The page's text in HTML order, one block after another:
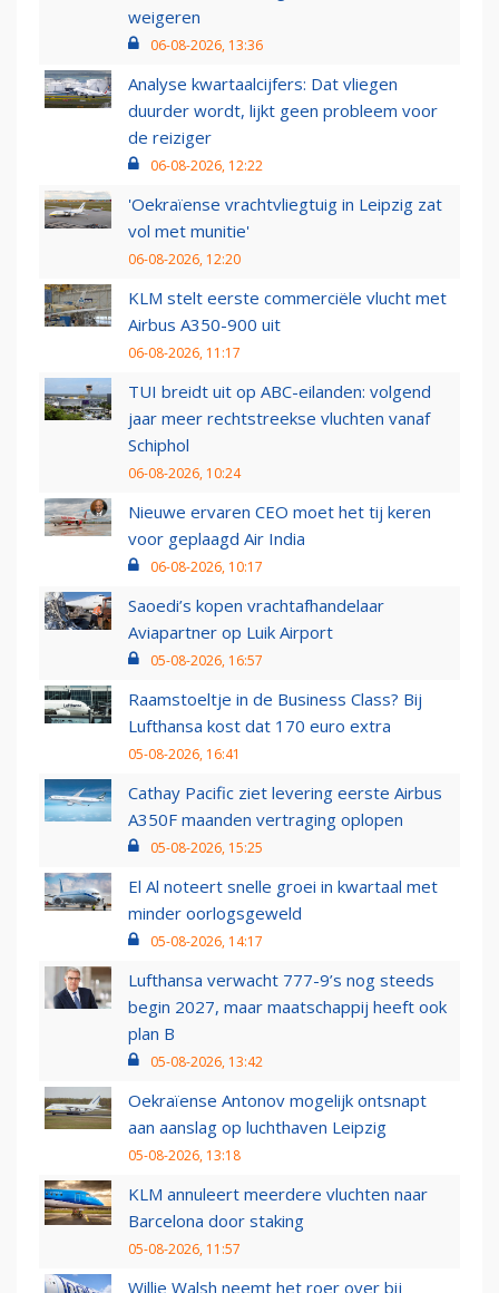
weigeren
06-08-2026, 13:36
Analyse kwartaalcijfers: Dat vliegen
duurder wordt, lijkt geen probleem voor
de reiziger
06-08-2026, 12:22
'Oekraïense vrachtvliegtuig in Leipzig zat
vol met munitie'
06-08-2026, 12:20
KLM stelt eerste commerciële vlucht met
Airbus A350-900 uit
06-08-2026, 11:17
TUI breidt uit op ABC-eilanden: volgend
jaar meer rechtstreekse vluchten vanaf
Schiphol
06-08-2026, 10:24
Nieuwe ervaren CEO moet het tij keren
voor geplaagd Air India
06-08-2026, 10:17
Saoedi’s kopen vrachtafhandelaar
Aviapartner op Luik Airport
05-08-2026, 16:57
Raamstoeltje in de Business Class? Bij
Lufthansa kost dat 170 euro extra
05-08-2026, 16:41
Cathay Pacific ziet levering eerste Airbus
A350F maanden vertraging oplopen
05-08-2026, 15:25
El Al noteert snelle groei in kwartaal met
minder oorlogsgeweld
05-08-2026, 14:17
Lufthansa verwacht 777-9’s nog steeds
begin 2027, maar maatschappij heeft ook
plan B
05-08-2026, 13:42
Oekraïense Antonov mogelijk ontsnapt
aan aanslag op luchthaven Leipzig
05-08-2026, 13:18
KLM annuleert meerdere vluchten naar
Barcelona door staking
05-08-2026, 11:57
Willie Walsh neemt het roer over bij